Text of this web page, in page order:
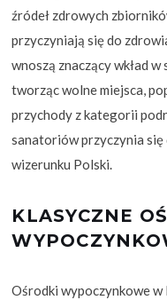
źródeł zdrowych
przyczyniają się do
wnoszą znaczący wkład
tworząc wolne miejsca,
przychody z kategorii
sanatoriów przyczynia
wizerunku Polski.
KLASYCZNE
Ośrodki wypoczynkowe